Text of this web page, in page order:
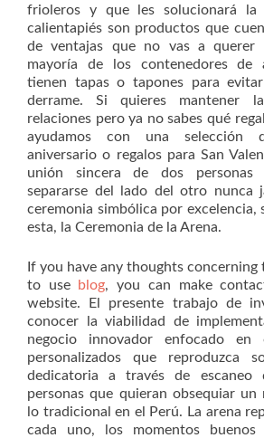
frioleros y que les solucionará
calientapiés son productos que
de ventajas que no vas a querer
mayoría de los contenedores de
tienen tapas o tapones para
derrame. Si quieres mantener
relaciones pero ya no sabes qué
ayudamos con una selección
aniversario o regalos para San
unión sincera de dos
separarse del lado del otro nunca
ceremonia simbólica por excelencia,
esta, la Ceremonia de la Arena.
If you have any thoughts concerning
to use blog, you can make
website. El presente trabajo de
conocer la viabilidad de
negocio innovador enfocado en
personalizados que reproduzca
dedicatoria a través de escaneo
personas que quieran obsequiar un
lo tradicional en el Perú. La arena
cada uno, los momentos